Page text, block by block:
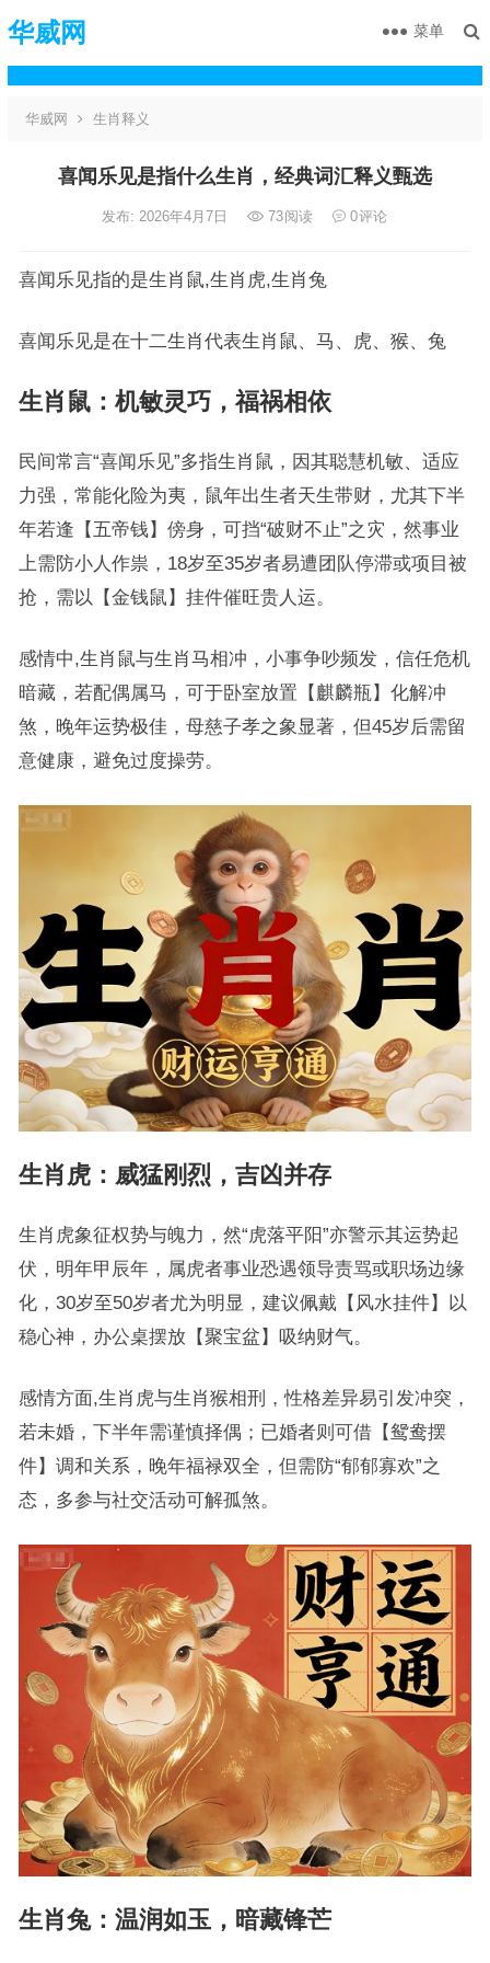
华威网 菜单
华威网 生肖释义
喜闻乐见是指什么生肖，经典词汇释义甄选
发布: 2026年4月7日 73阅读 0评论
喜闻乐见指的是生肖鼠,生肖虎,生肖兔
喜闻乐见是在十二生肖代表生肖鼠、马、虎、猴、兔
生肖鼠：机敏灵巧，福祸相依
民间常言“喜闻乐见”多指生肖鼠，因其聪慧机敏、适应
力强，常能化险为夷，鼠年出生者天生带财，尤其下半
年若逢【五帝钱】傍身，可挡“破财不止”之灾，然事业
上需防小人作祟，18岁至35岁者易遭团队停滞或项目被
抢，需以【金钱鼠】挂件催旺贵人运。
感情中,生肖鼠与生肖马相冲，小事争吵频发，信任危机
暗藏，若配偶属马，可于卧室放置【麒麟瓶】化解冲
煞，晚年运势极佳，母慈子孝之象显著，但45岁后需留
意健康，避免过度操劳。
生肖虎：威猛刚烈，吉凶并存
生肖虎象征权势与魄力，然“虎落平阳”亦警示其运势起
伏，明年甲辰年，属虎者事业恐遇领导责骂或职场边缘
化，30岁至50岁者尤为明显，建议佩戴【风水挂件】以
稳心神，办公桌摆放【聚宝盆】吸纳财气。
感情方面,生肖虎与生肖猴相刑，性格差异易引发冲突，
若未婚，下半年需谨慎择偶；已婚者则可借【鸳鸯摆
件】调和关系，晚年福禄双全，但需防“郁郁寡欢”之
态，多参与社交活动可解孤煞。
生肖兔：温润如玉，暗藏锋芒